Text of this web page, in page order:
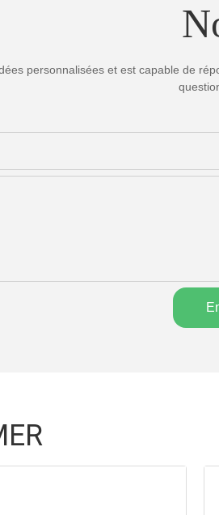
personnalisées et est capable de